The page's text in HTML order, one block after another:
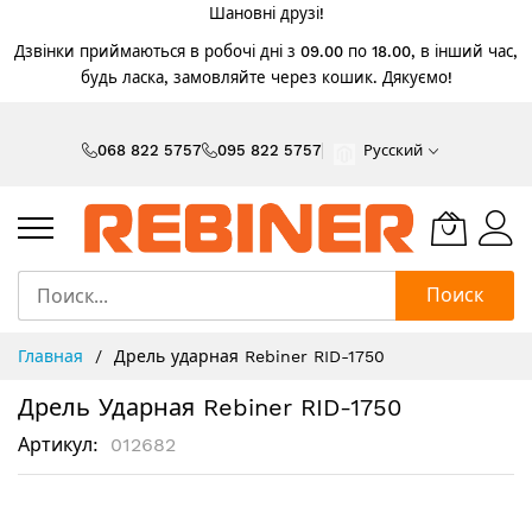
Шановні друзі!
Дзвінки приймаються в робочі дні з 09.00 по 18.00, в інший час,
будь ласка, замовляйте через кошик. Дякуємо!
068 822 5757 095 822 5757 Русский
Поиск
Главная Дрель ударная Rebiner RID-1750
Дрель Ударная Rebiner RID-1750
Артикул 012682